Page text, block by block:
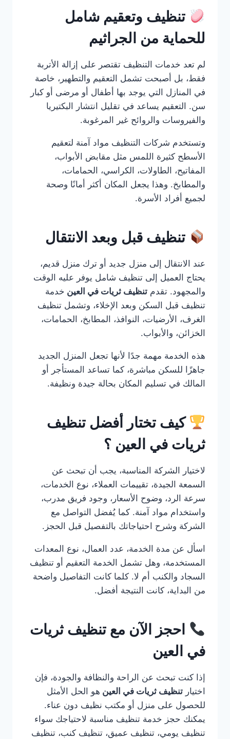
تنظيف وتعقيم شامل
للحماية من الجراثيم
لم تعد خدمات التنظيف تقتصر على إزالة الأتربة
فقط، بل أصبحت تشمل التعقيم والتطهير، خاصة
في المنازل التي يوجد بها أطفال أو مرضى أو كبار
سن. التعقيم يساعد في تقليل انتشار البكتيريا
والفيروسات والروائح غير المرغوبة.
وتستخدم شركات التنظيف مواد آمنة لتعقيم
الأسطح كثيرة اللمس مثل مقابض الأبواب،
المفاتيح، الطاولات، الكراسي، الحمامات،
والمطابخ. وهذا يجعل المكان أكثر أمانًا وصحة
لجميع أفراد الأسرة.
تنظيف قبل وبعد الانتقال
عند الانتقال إلى منزل جديد أو ترك منزل قديم،
يحتاج العميل إلى تنظيف شامل يوفر عليه الوقت
والمجهود. تقدم تنظيف ثريات في العين خدمة
تنظيف قبل السكن وبعد الإخلاء، وتشمل تنظيف
الغرف، الأرضيات، النوافذ، المطابخ، الحمامات،
الخزائن، والأبواب.
هذه الخدمة مهمة جدًا لأنها تجعل المنزل الجديد
جاهزًا للسكن مباشرة، كما تساعد المستأجر أو
المالك في تسليم المكان بحالة جيدة ونظيفة.
كيف تختار أفضل تنظيف
ثريات في العين ؟
لاختيار الشركة المناسبة، يجب أن تبحث عن
السمعة الجيدة، تقييمات العملاء، نوع الخدمات،
سرعة الرد، وضوح الأسعار، وجود فريق مدرب،
واستخدام مواد آمنة. كما يُفضل التواصل مع
الشركة وشرح احتياجاتك بالتفصيل قبل الحجز.
اسأل عن مدة الخدمة، عدد العمال، نوع المعدات
المستخدمة، وهل تشمل الخدمة التعقيم أو تنظيف
السجاد والكنب أم لا. كلما كانت التفاصيل واضحة
من البداية، كانت النتيجة أفضل.
احجز الآن مع تنظيف ثريات
في العين
إذا كنت تبحث عن الراحة والنظافة والجودة، فإن
اختيار تنظيف ثريات في العين هو الحل الأمثل
للحصول على منزل أو مكتب نظيف دون عناء.
يمكنك حجز خدمة تنظيف مناسبة لاحتياجك سواء
تنظيف يومي، تنظيف عميق، تنظيف كنب، تنظيف